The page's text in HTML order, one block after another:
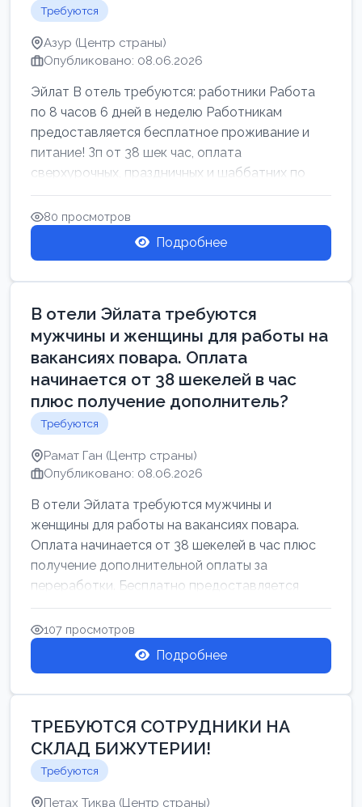
Требуются
Азур (Центр страны)
Опубликовано: 08.06.2026
Эйлат В отель требуются: работники Работа
по 8 часов 6 дней в неделю Работникам
предоставляется бесплатное проживание и
питание! Зп от 38 шек час, оплата
сверхурочных, праздничных и шаббатних по
закон...
80 просмотров
Подробнее
В отели Эйлата требуются
мужчины и женщины для работы на
вакансиях повара. Оплата
начинается от 38 шекелей в час
плюс получение дополнитель?
Требуются
Рамат Ган (Центр страны)
Опубликовано: 08.06.2026
В отели Эйлата требуются мужчины и
женщины для работы на вакансиях повара.
Оплата начинается от 38 шекелей в час плюс
получение дополнительной оплаты за
переработки. Бесплатно предоставляется
проживан...
107 просмотров
Подробнее
ТРЕБУЮТСЯ СОТРУДНИКИ НА
СКЛАД БИЖУТЕРИИ!
Требуются
Петах Тиква (Центр страны)